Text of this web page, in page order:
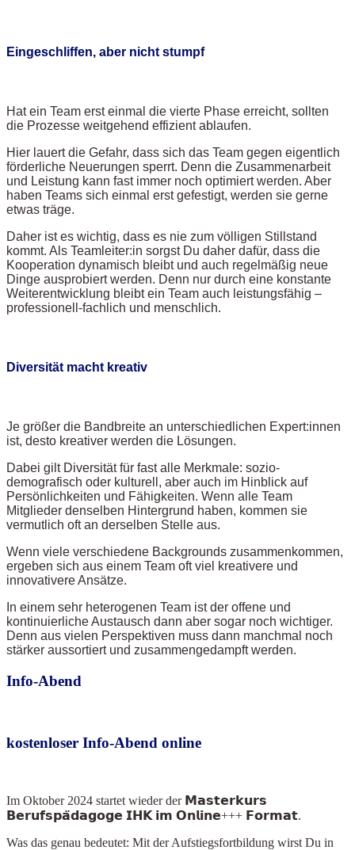
Eingeschliffen, aber nicht stumpf
Hat ein Team erst einmal die vierte Phase erreicht, sollten
die Prozesse weitgehend effizient ablaufen.
Hier lauert die Gefahr, dass sich das Team gegen eigentlich
förderliche Neuerungen sperrt. Denn die Zusammenarbeit
und Leistung kann fast immer noch optimiert werden. Aber
haben Teams sich einmal erst gefestigt, werden sie gerne
etwas träge.
Daher ist es wichtig, dass es nie zum völligen Stillstand
kommt. Als Teamleiter:in sorgst Du daher dafür, dass die
Kooperation dynamisch bleibt und auch regelmäßig neue
Dinge ausprobiert werden. Denn nur durch eine konstante
Weiterentwicklung bleibt ein Team auch leistungsfähig –
professionell-fachlich und menschlich.
Diversität macht kreativ
Je größer die Bandbreite an unterschiedlichen Expert:innen
ist, desto kreativer werden die Lösungen.
Dabei gilt Diversität für fast alle Merkmale: sozio-
demografisch oder kulturell, aber auch im Hinblick auf
Persönlichkeiten und Fähigkeiten. Wenn alle Team
Mitglieder denselben Hintergrund haben, kommen sie
vermutlich oft an derselben Stelle aus.
Wenn viele verschiedene Backgrounds zusammenkommen,
ergeben sich aus einem Team oft viel kreativere und
innovativere Ansätze.
In einem sehr heterogenen Team ist der offene und
kontinuierliche Austausch dann aber sogar noch wichtiger.
Denn aus vielen Perspektiven muss dann manchmal noch
stärker aussortiert und zusammengedampft werden.
Info-Abend
kostenloser Info-Abend online
Im Oktober 2024 startet wieder der 𝗠𝗮𝘀𝘁𝗲𝗿𝗸𝘂𝗿𝘀
𝗕𝗲𝗿𝘂𝗳𝘀𝗽𝗮̈𝗱𝗮𝗴𝗼𝗴𝗲 𝗜𝗛𝗞 𝗶𝗺 𝗢𝗻𝗹𝗶𝗻𝗲+++ 𝗙𝗼𝗿𝗺𝗮𝘁.
Was das genau bedeutet: Mit der Aufstiegsfortbildung wirst Du in